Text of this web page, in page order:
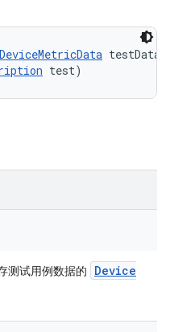
DeviceMetricData
test)
测试用例数据的
Device